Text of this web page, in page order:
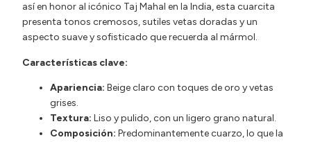
así en honor al icónico Taj Mahal en la India, esta cuarcita
presenta tonos cremosos, sutiles vetas doradas y un
aspecto suave y sofisticado que recuerda al mármol.
Características clave:
Apariencia: Beige claro con toques de oro y vetas
grises.
Textura: Liso y pulido, con un ligero grano natural.
Composición: Predominantemente cuarzo, lo que la